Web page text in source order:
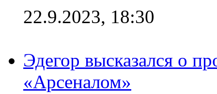
22.9.2023, 18:30
Эдегор высказался о
«Арсеналом»